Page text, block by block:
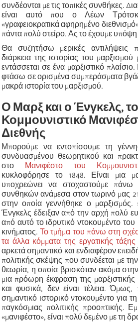
συνδέονται με τις τοπικές συνθήκες.
είναι αυτό που ο Λέων
«γραφειοκρατικά αφηρημένο
πάντα πολύ στείρο. Ας το έχουμε
Θα συζητήσω μερικές αντιλήψεις
διάρκεια της ιστορίας του
εντάσσεται σε ένα μαρξιστικό
φτάσω σε ορισμένα συμπεράσματα
μακρά ιστορία του μαρξισμού.
Ο Μαρξ και ο Ένγκελς, το
Κομμουνιστικό
Διεθνής
Μπορούμε να εντοπίσουμε τη
συνδυασμένου θεωρητικού και
στο
Μανιφέστο του
κυκλοφόρησε το 1848. Είναι μια
υποχρεώνει να στοχαστούμε πάνω
συνθηκών ανάμεσα στον τωρινό μας
στην οποία γεννήθηκε ο
Ένγκελς έδειξαν από την αρχή πολύ
από αυτό το ιδρυτικό ντοκουμέντο
κινήματος.Το τμήμα του πάνω στη
τα άλλα κόμματα της εργατικής τάξης
αρκετά σημαντικό και ενδιαφέρον
πολιτικής σκέψης που συνδέεται με
θεωρία, η οποία βρισκόταν ακόμα
μια πρόωρη έκφραση της μαρξιστικής
και φυσικά, δεν είναι τέλεια. Όμως,
σημαντικό ιστορικό ντοκουμέντο για
παγκόσμιας πολιτικής προοπτικής.
«μανιφέστο», είναι πολύ δεμένο με τη